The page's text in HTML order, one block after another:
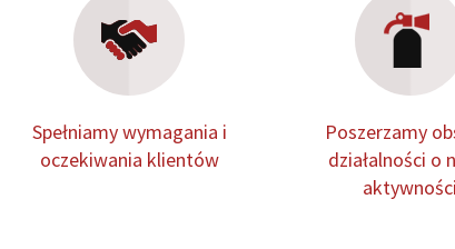
Spełniamy wymagania i
oczekiwania klientów
Poszerzamy
działalności o
aktywności